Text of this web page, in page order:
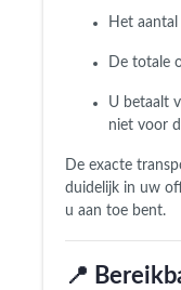
Het aantal
De totale
U betaalt
niet voor
De exacte
duidelijk in uw
u aan toe bent.
📍